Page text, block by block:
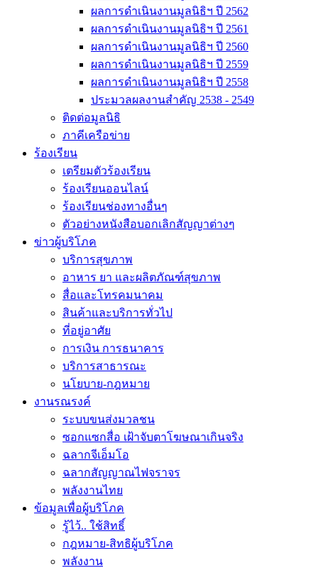
ผลการดำเนินงานมูลนิธิฯ ปี 2562
ผลการดำเนินงานมูลนิธิฯ ปี 2561
ผลการดำเนินงานมูลนิธิฯ ปี 2560
ผลการดำเนินงานมูลนิธิฯ ปี 2559
ผลการดำเนินงานมูลนิธิฯ ปี 2558
ประมวลผลงานสำคัญ 2538 - 2549
ติดต่อมูลนิธิ
ภาคีเครือข่าย
ร้องเรียน
เตรียมตัวร้องเรียน
ร้องเรียนออนไลน์
ร้องเรียนช่องทางอื่นๆ
ตัวอย่างหนังสือบอกเลิกสัญญาต่างๆ
ข่าวผู้บริโภค
บริการสุขภาพ
อาหาร ยา และผลิตภัณฑ์สุขภาพ
สื่อและโทรคมนาคม
สินค้าและบริการทั่วไป
ที่อยู่อาศัย
การเงิน การธนาคาร
บริการสาธารณะ
นโยบาย-กฎหมาย
งานรณรงค์
ระบบขนส่งมวลชน
ซอกแซกสื่อ เฝ้าจับตาโฆษณาเกินจริง
ฉลากจีเอ็มโอ
ฉลากสัญญาณไฟจราจร
พลังงานไทย
ข้อมูลเพื่อผู้บริโภค
รู้ไว้.. ใช้สิทธิ์
กฎหมาย-สิทธิผู้บริโภค
พลังงาน